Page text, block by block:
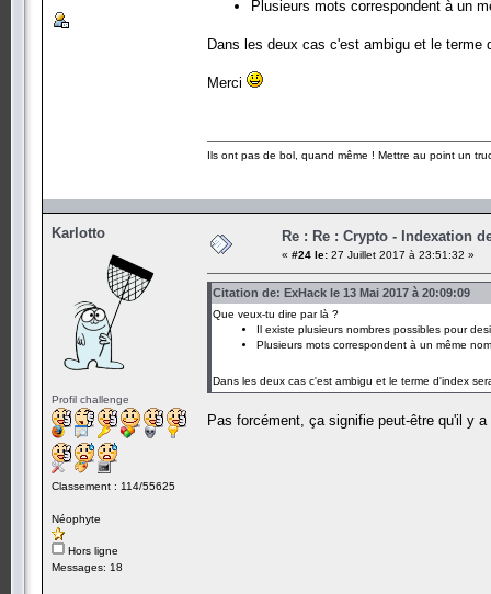
Plusieurs mots correspondent à un
Dans les deux cas c'est ambigu et le terme
Merci
Ils ont pas de bol, quand même ! Mettre au point un
Karlotto
Profil challenge
Classement : 114/55625
Néophyte
Hors ligne
Messages: 18
Re : Re : Crypto - Indexation
« #24 le: 27 Juillet 2017 à 23:51:32 »
Citation de: ExHack le 13 Mai 2017 à 20:09:09
Que veux-tu dire par là ?
Il existe plusieurs nombres possibles pour
Plusieurs mots correspondent à un même
Dans les deux cas c'est ambigu et le terme d'index
Pas forcément, ça signifie peut-être qu'il y